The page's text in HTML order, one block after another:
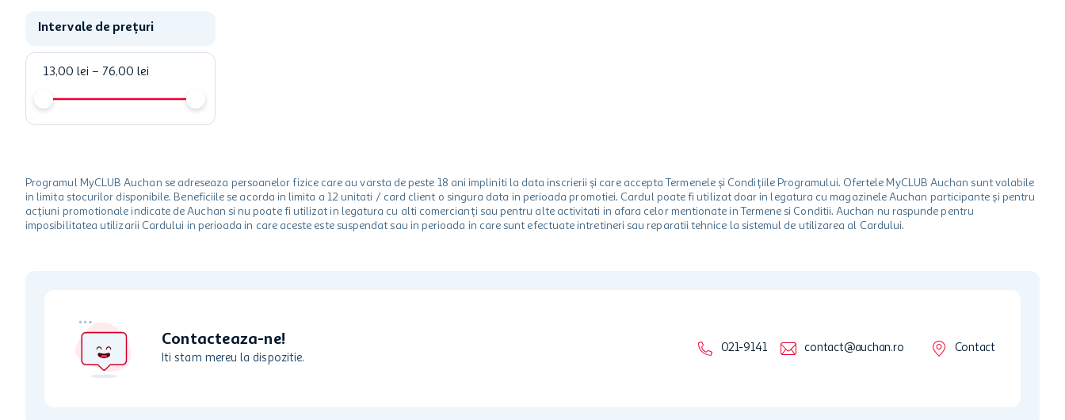
Intervale de prețuri
13,00 lei – 76,00 lei
Programul MyCLUB Auchan se adreseaza persoanelor fizice care au varsta de peste 18 ani impliniti la data inscrierii și care accepta Termenele și Condițiile Programului. Ofertele MyCLUB Auchan sunt valabile
in limita stocurilor disponibile. Beneficiile se acorda in limita a 12 unitati / card client o singura data in perioada promotiei. Cardul poate fi utilizat doar in legatura cu magazinele Auchan participante și pentru
acțiuni promotionale indicate de Auchan si nu poate fi utilizat in legatura cu alti comercianți sau pentru alte activitati in afara celor mentionate in Termene si Conditii. Auchan nu raspunde pentru
imposibilitatea utilizarii Cardului in perioada in care aceste este suspendat sau in perioada in care sunt efectuate intretineri sau reparatii tehnice la sistemul de utilizarea al Cardului.
Contacteaza-ne!
Iti stam mereu la dispozitie.
021-9141 contact@auchan.ro Contact